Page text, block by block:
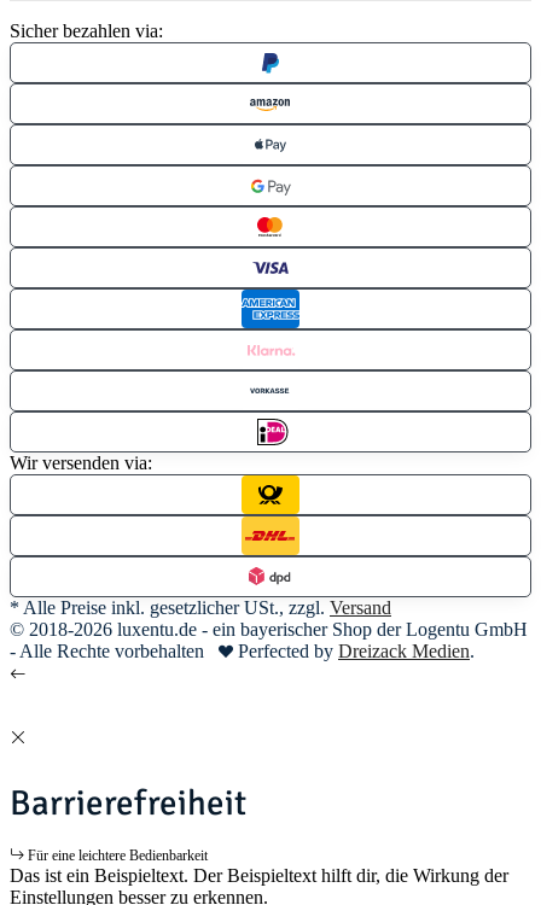
Sicher bezahlen via:
Wir versenden via:
* Alle Preise inkl. gesetzlicher USt., zzgl. Versand
© 2018-2026 luxentu.de - ein bayerischer Shop der Logentu GmbH
- Alle Rechte vorbehalten
Perfected by Dreizack Medien.
Barrierefreiheit
Für eine leichtere Bedienbarkeit
Das ist ein Beispieltext. Der Beispieltext hilft dir, die Wirkung der
Einstellungen besser zu erkennen.